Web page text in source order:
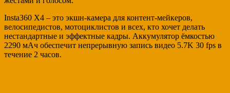
Insta360 Х4 – это экшн-камера для контент-мейкеров,
велосипедистов, мотоциклистов и всех, кто хочет делать
нестандартные и эффектные кадры. Аккумулятор ёмкостью
2290 мАч обеспечит непрерывную запись видео 5.7K 30 fps в
течение 2 часов.